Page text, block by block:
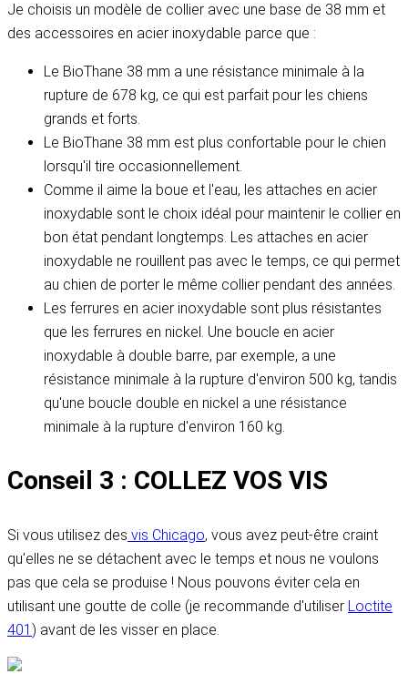
Je choisis un modèle de collier avec une base de 38 mm et
des accessoires en acier inoxydable parce que :
Le BioThane 38 mm a une résistance minimale à la
rupture de 678 kg, ce qui est parfait pour les chiens
grands et forts.
Le BioThane 38 mm est plus confortable pour le chien
lorsqu'il tire occasionnellement.
Comme il aime la boue et l'eau, les attaches en acier
inoxydable sont le choix idéal pour maintenir le collier en
bon état pendant longtemps. Les attaches en acier
inoxydable ne rouillent pas avec le temps, ce qui permet
au chien de porter le même collier pendant des années.
Les ferrures en acier inoxydable sont plus résistantes
que les ferrures en nickel. Une boucle en acier
inoxydable à double barre, par exemple, a une
résistance minimale à la rupture d'environ 500 kg, tandis
qu'une boucle double en nickel a une résistance
minimale à la rupture d'environ 160 kg.
Conseil 3 : COLLEZ VOS VIS
Si vous utilisez des vis Chicago, vous avez peut-être craint
qu'elles ne se détachent avec le temps et nous ne voulons
pas que cela se produise ! Nous pouvons éviter cela en
utilisant une goutte de colle (je recommande d'utiliser Loctite
401 ) avant de les visser en place.